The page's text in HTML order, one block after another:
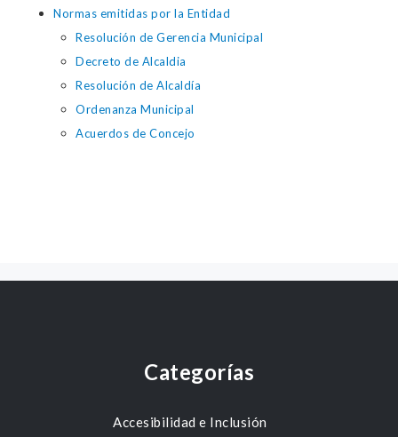
Normas emitidas por la Entidad
Resolución de Gerencia Municipal
Decreto de Alcaldia
Resolución de Alcaldía
Ordenanza Municipal
Acuerdos de Concejo
Categorías
Accesibilidad e Inclusión